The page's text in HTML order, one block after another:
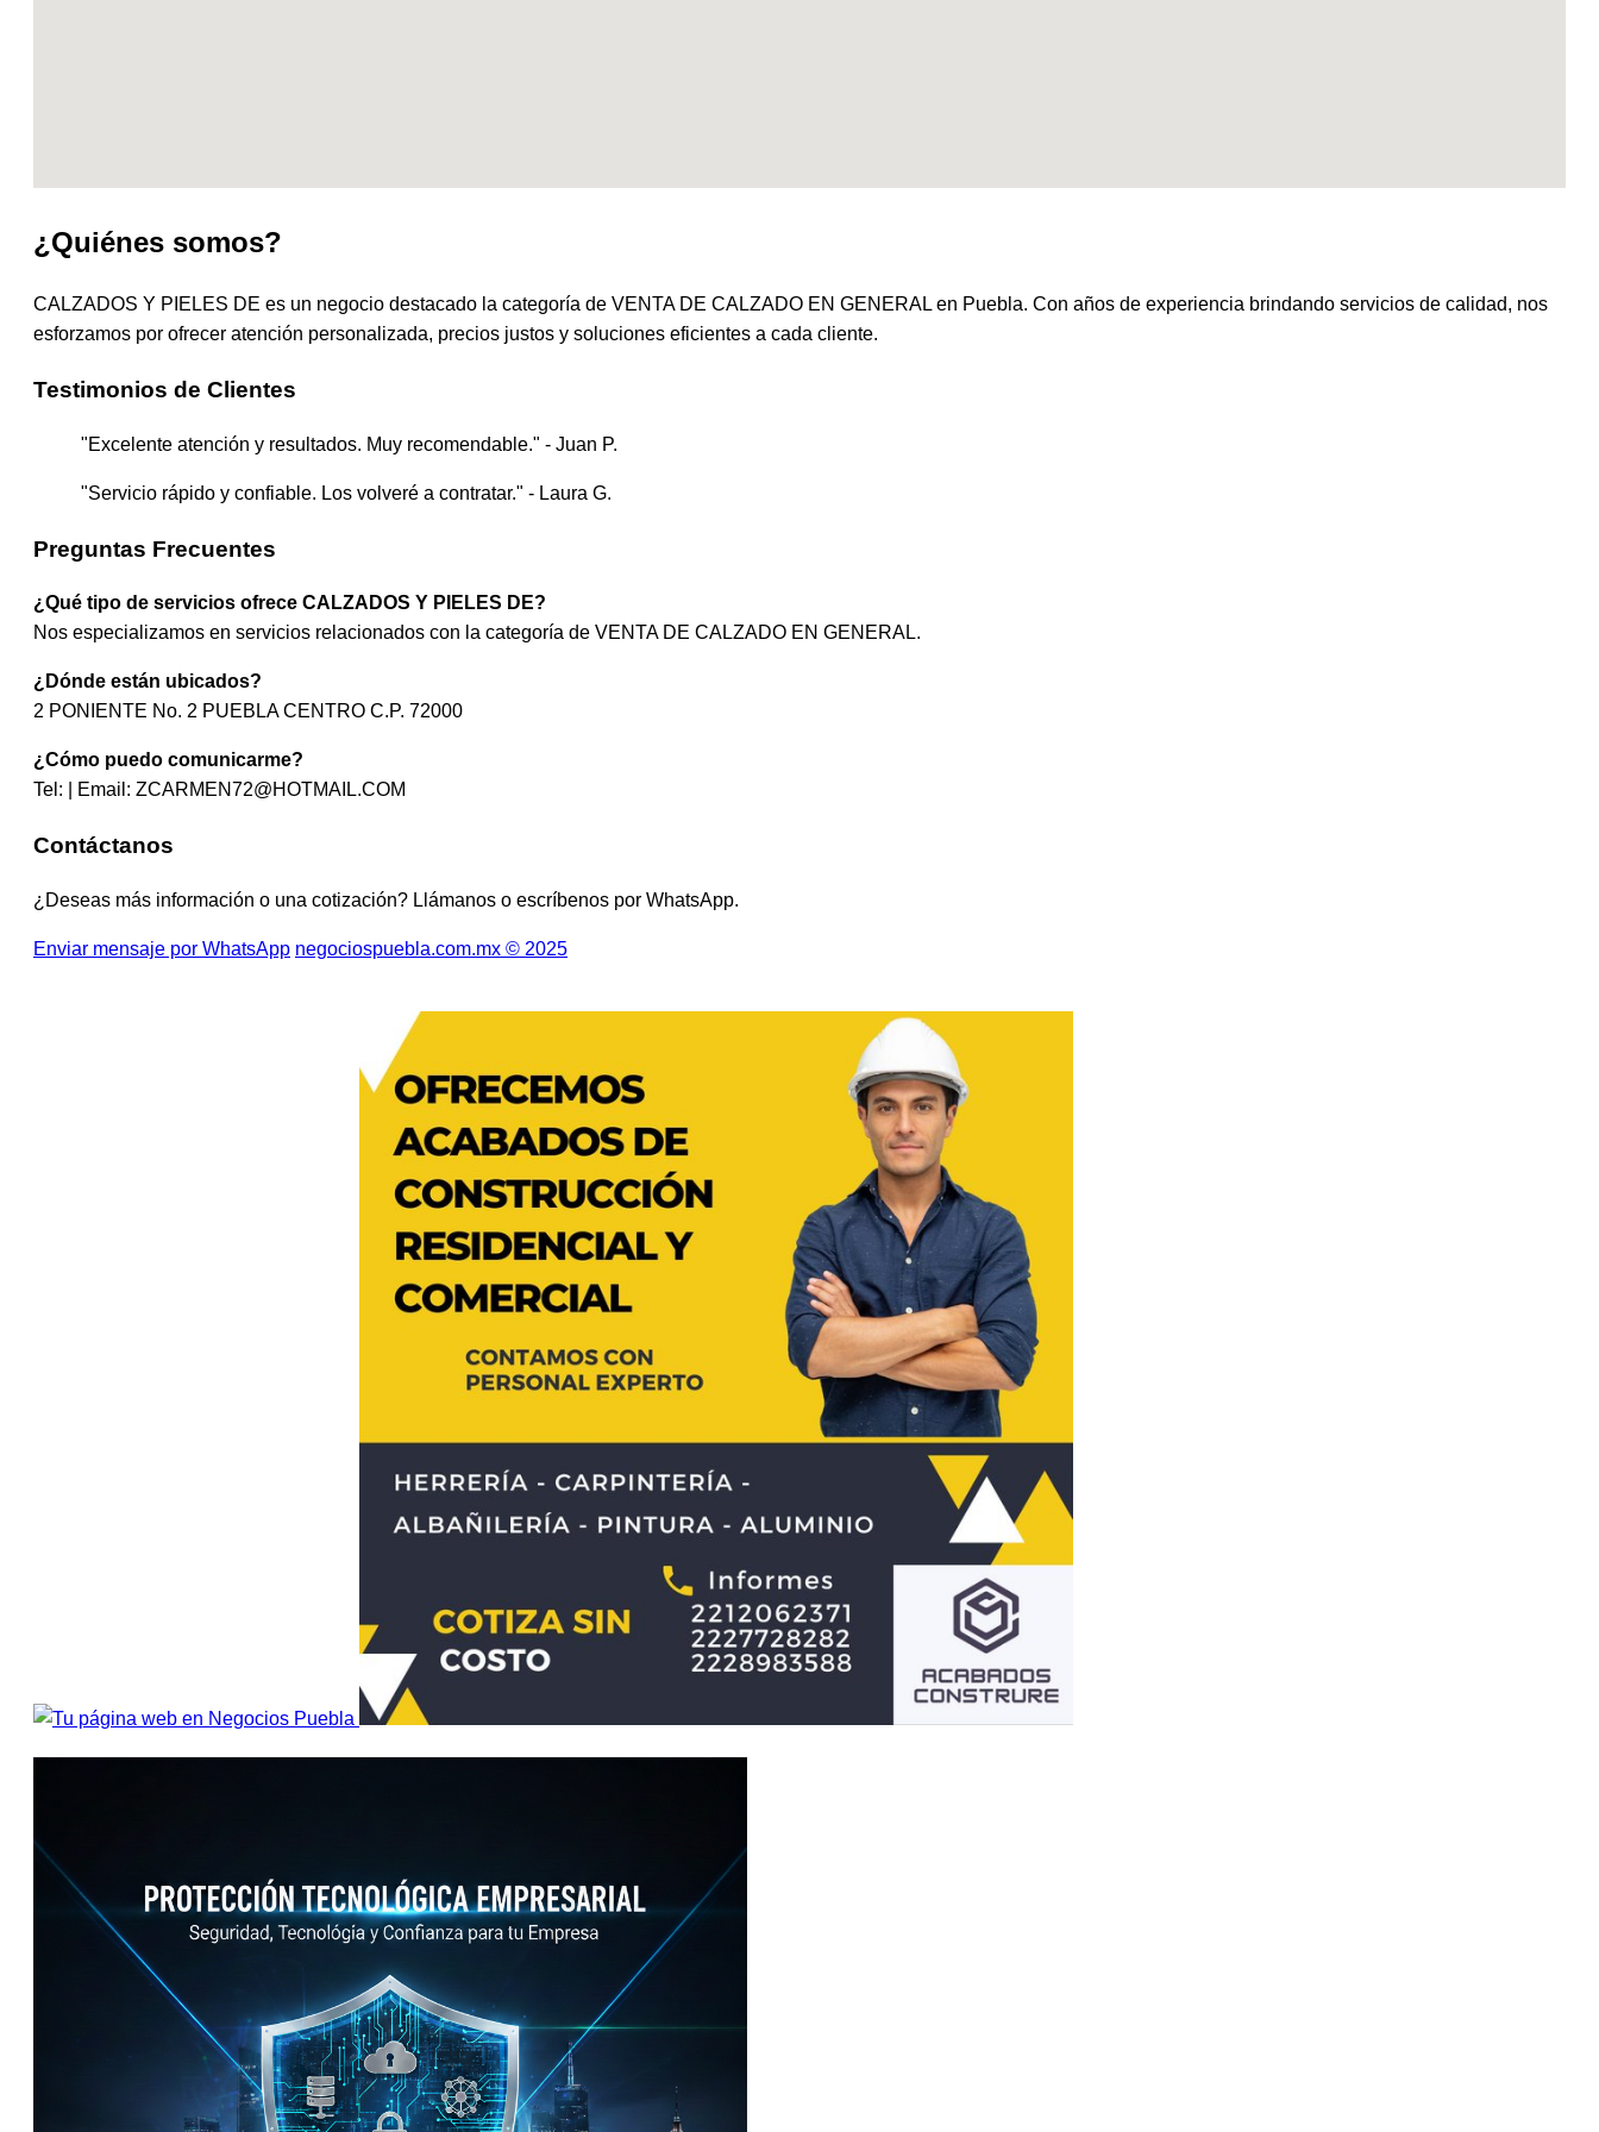
¿Quiénes somos?
CALZADOS Y PIELES DE es un negocio destacado la categoría de VENTA DE CALZADO EN GENERAL en Puebla. Con años de experiencia brindando servicios de calidad, nos
esforzamos por ofrecer atención personalizada, precios justos y soluciones eficientes a cada cliente.
Testimonios de Clientes
"Excelente atención y resultados. Muy recomendable." - Juan P.
"Servicio rápido y confiable. Los volveré a contratar." - Laura G.
Preguntas Frecuentes
¿Qué tipo de servicios ofrece CALZADOS Y PIELES DE?
Nos especializamos en servicios relacionados con la categoría de VENTA DE CALZADO EN GENERAL.
¿Dónde están ubicados?
2 PONIENTE No. 2 PUEBLA CENTRO C.P. 72000
¿Cómo puedo comunicarme?
Tel: | Email: ZCARMEN72@HOTMAIL.COM
Contáctanos
¿Deseas más información o una cotización? Llámanos o escríbenos por WhatsApp.
Enviar mensaje por WhatsApp negociospuebla.com.mx © 2025